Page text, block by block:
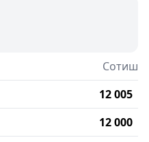
Сотиш
12 005
12 000